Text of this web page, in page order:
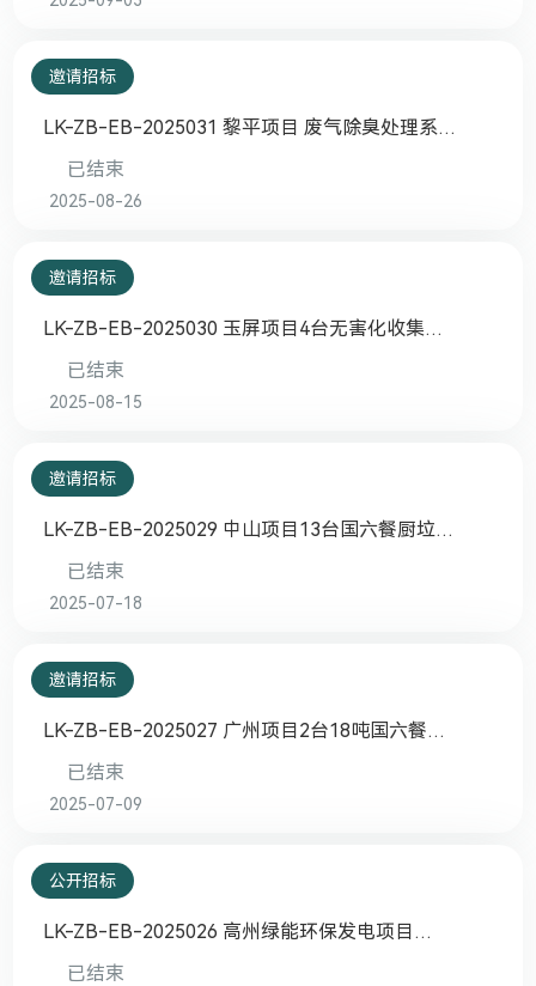
邀请招标
LK-ZB-EB-2025031 黎平项目 废气除臭处理系
统 采购安装及技术服务项目邀请招标
已结束
2025-08-26
邀请招标
LK-ZB-EB-2025030 玉屏项目4台无害化收集专
用车邀请招标
已结束
2025-08-15
邀请招标
LK-ZB-EB-2025029 中山项目13台国六餐厨垃圾
车邀请招标
已结束
2025-07-18
邀请招标
LK-ZB-EB-2025027 广州项目2台18吨国六餐厨
垃圾车邀请招标采购
已结束
2025-07-09
公开招标
LK-ZB-EB-2025026 高州绿能环保发电项目
2025年-2026年金坑飞灰填埋场运营管理及飞灰
已结束